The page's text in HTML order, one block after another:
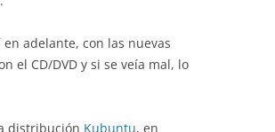
adelante, con las nuevas
el CD/DVD y si se veía mal, lo
distribución Kubuntu, en